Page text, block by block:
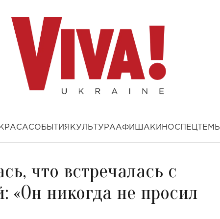
КРАСАСОБЫТИЯ КУЛЬТУРААФИША КИНОСПЕЦТЕМЫ
что встречалась с
«Он никогда не просил